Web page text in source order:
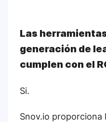
Las
generación de
cumplen con el
Si.
Snov.io proporciona